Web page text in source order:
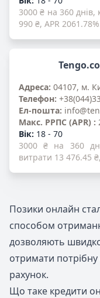
3000 ₴ на 360 днів,
990 ₴, APR
Адреса: 04107, м.
Телефон:
Ел-пошта:
Mакс. PPПС (APR) :
Вік: 18 - 70
3000 ₴ на 360
витрати 13 476.45
Позики онлайн
способом
дозволяють
отримати потрібну
рахунок.
Що таке кредити